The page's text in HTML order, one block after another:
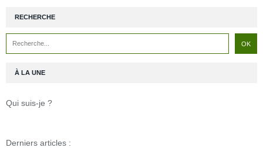
RECHERCHE
À LA UNE
Qui suis-je ?
Derniers articles :